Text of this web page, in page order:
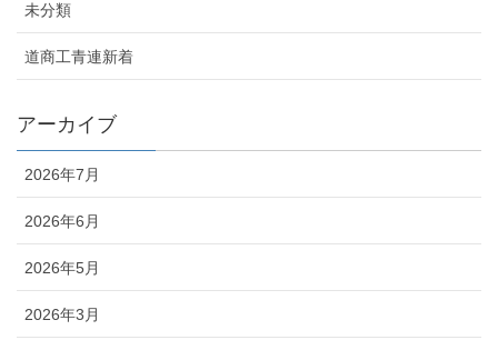
未分類
道商工青連新着
アーカイブ
2026年7月
2026年6月
2026年5月
2026年3月